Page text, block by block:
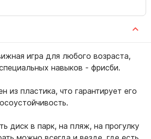
игра для любого возраста,
навыков - фрисби.
из пластика, что гарантирует его
диск в парк, на пляж, на прогулку